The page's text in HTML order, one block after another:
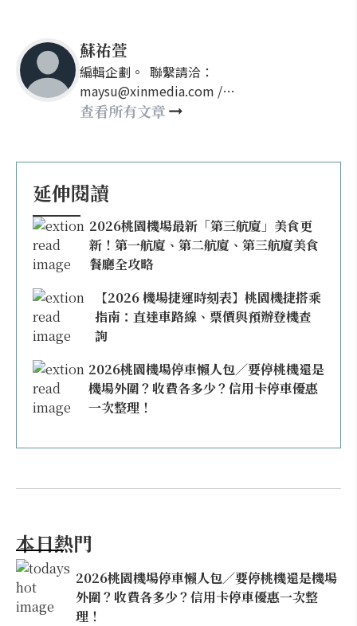
蘇祐萱
編輯企劃。 聯繫請洽：
maysu@xinmedia.com /
may860527@gmail.com
查看所有文章
延伸閱讀
2026桃園機場最新「第三航廈」美食更
新！第一航廈、第二航廈、第三航廈美食
餐廳全攻略
【2026 機場捷運時刻表】桃園機捷搭乘
指南：直達車路線、票價與預辦登機查
詢
2026桃園機場停車懶人包／要停桃機還是
機場外圍？收費各多少？信用卡停車優惠
一次整理！
本日熱門
2026桃園機場停車懶人包／要停桃機還是機場
外圍？收費各多少？信用卡停車優惠一次整
理！